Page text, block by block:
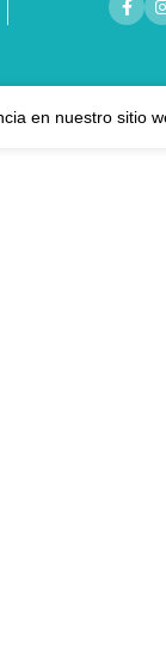
en nuestro sitio